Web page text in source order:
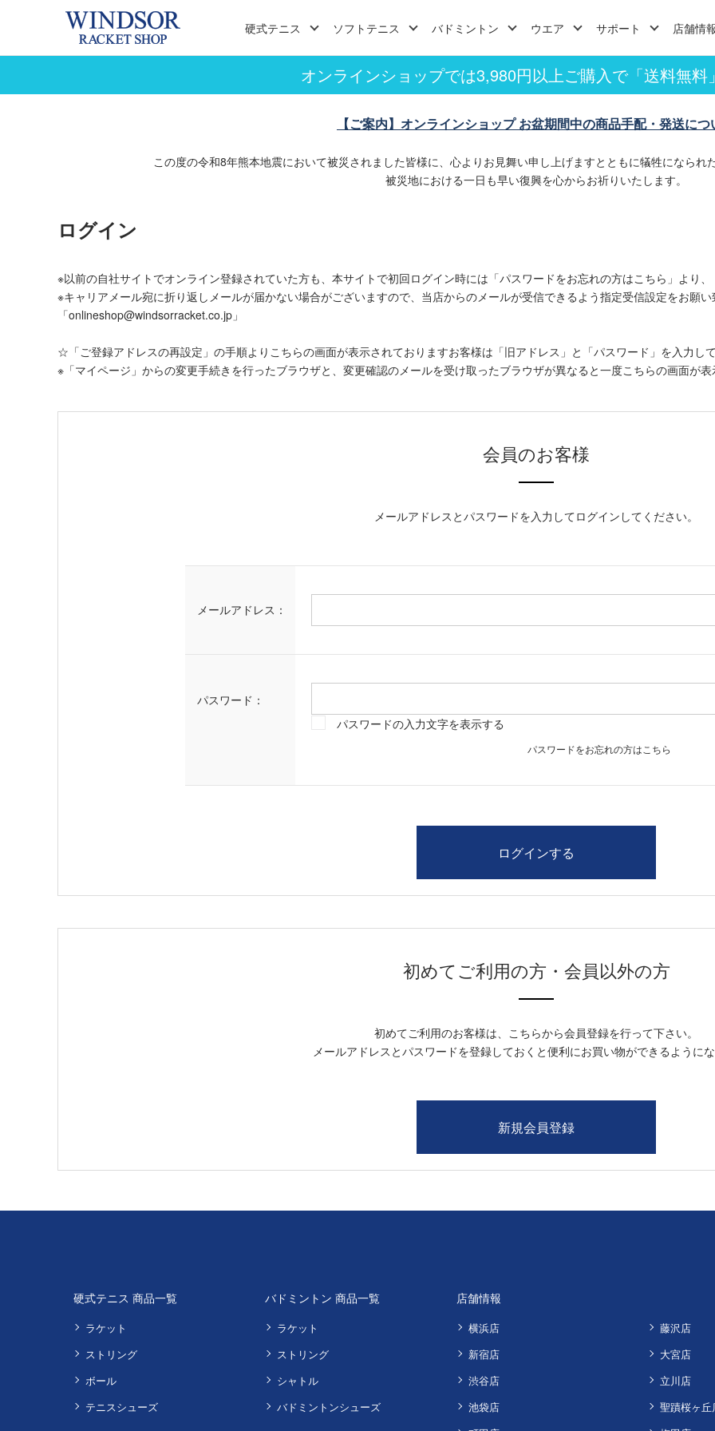
硬式テニス ソフトテニス バドミントン ウエア サポート 店舗情
オンラインショップでは3,980円以上ご購入で「送料無料
【ご案内】オンラインショップ お盆期間中の商品手配・発送につ
この度の令和8年熊本地震において被災されました皆様に、心よりお見舞い申し上げますとともに犠牲になられ
被災地における一日も早い復興を心からお祈りいたします。
ログイン
※以前の自社サイトでオンライン登録されていた方も、本サイトで初回ログイン時には「パスワードをお忘れの方はこちら」より
※キャリアメール宛に折り返しメールが届かない場合がございますので、当店からのメールが受信できるよう指定受信設定をお願
「onlineshop@windsorracket.co.jp」
☆「ご登録アドレスの再設定」の手順よりこちらの画面が表示されておりますお客様は「旧アドレス」と「パスワード」を入力し
※「マイページ」からの変更手続きを行ったブラウザと、変更確認のメールを受け取ったブラウザが異なると一度こちらの画面が
会員のお客様
メールアドレスとパスワードを入力してログインしてください。
メールアドレス：
パスワード：
パスワードの入力文字を表示する
パスワードをお忘れの方はこちら
初めてご利用の方・会員以外の方
初めてご利用のお客様は、こちらから会員登録を行って下さい。
メールアドレスとパスワードを登録しておくと便利にお買い物ができるように
硬式テニス 商品一覧
ラケット
ストリング
ボール
テニスシューズ
バドミントン 商品一覧
ラケット
ストリング
シャトル
バドミントンシューズ
店舗情報
横浜店
新宿店
渋谷店
池袋店
藤沢店
大宮店
立川店
聖蹟桜ヶ丘